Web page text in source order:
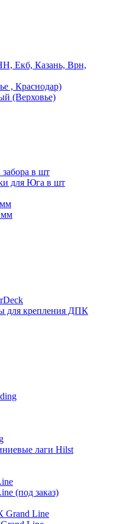
Екб, Казань, Врн,
, Краснодар)
(Верховье)
в шт
для Юга в шт
мм
для крепления ДПК
лаги Hilst
(под заказ)
Line